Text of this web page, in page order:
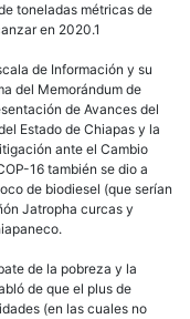
toneladas métricas de
en 2020.1
de Información y su
del Memorándum de
de Avances del
Estado de Chiapas y la
ante el Cambio
16 también se dio a
de biodiesel (que serían
Jatropha curcas y
de la pobreza y la
de que el plus de
(en las cuales no